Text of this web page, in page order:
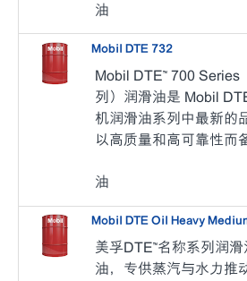
油
Mobil DTE 732
Mobil DTE™ 700 Series
列）润滑油是 Mobil
机润滑油系列中最新的
以高质量和高可靠性而
油
Mobil DTE Oil Heavy
美孚DTE™名称系列润
油，专供蒸汽与水力推